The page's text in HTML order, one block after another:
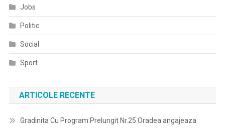
Jobs
Politic
Social
Sport
ARTICOLE RECENTE
Gradinita Cu Program Prelungit Nr.25 Oradea angajeaza